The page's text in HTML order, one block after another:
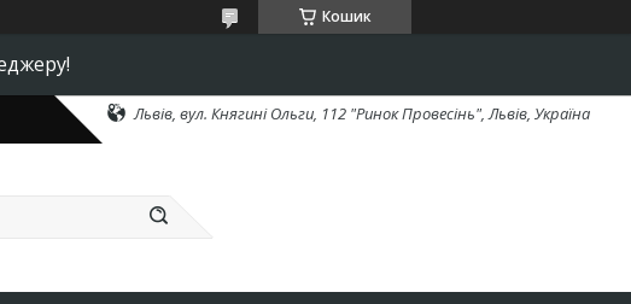
Кошик
Львів, вул. Княгині Ольги, 112 "Ринок Провесінь", Львів, Україна